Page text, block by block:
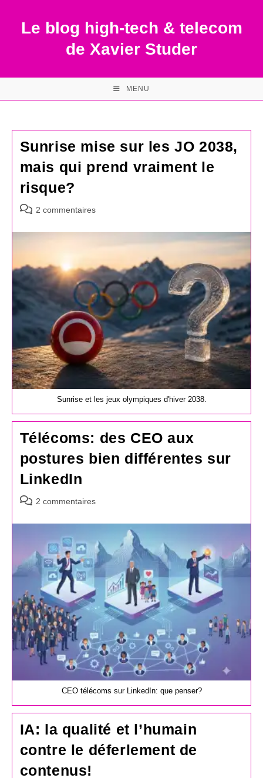
contentLe blog high-tech & telecom
de Xavier Studer
MENU
Sunrise mise sur les JO 2038,
mais qui prend vraiment le
risque?
Commentaires
la
2 commentaires
Sunrise et les jeux olympiques d'hiver 2038.
Télécoms: des CEO aux
postures bien différentes sur
LinkedIn
Commentaires
la
publication :
2 commentaires
CEO télécoms sur LinkedIn: que penser?
IA: la qualité et l’humain
contre le déferlement de
contenus!